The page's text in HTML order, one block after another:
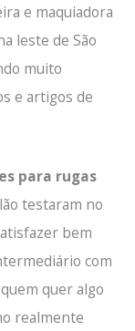
e maquiadora
leste de São
muito
e artigos de
para rugas
testaram no
bem
com
quer algo
realmente